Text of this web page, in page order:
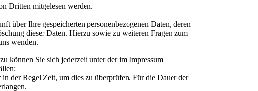
Dritten mitgelesen werden.
über Ihre gespeicherten personenbezogenen Daten, deren
dieser Daten. Hierzu sowie zu weiteren Fragen zum
wenden.
können Sie sich jederzeit unter der im Impressum
der Regel Zeit, um dies zu überprüfen. Für die Dauer der